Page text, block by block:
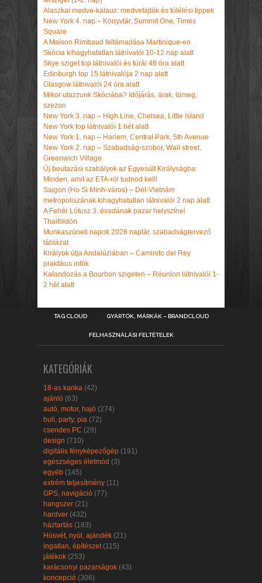
Alaszkai medve-kalauz: medvefajták és túlélési tippek
New York 4. nap – Könyvtár, Summit One, Times
Square
A Maison Rimbaud feltámadása Martinique-en
Skócia kihagyhatatlan látnivalói 10-12 nap alatt
Skye sziget top látnivalói és túrái 48 óra alatt
Edinburgh top 15 látnivalója 2 nap alatt
Glasgow látnivalói 24 óra alatt
Mikor utazzunk Skóciába? Időjárás, árak, tömeg,
szezon
New York 3. nap – High Line, Chelsea, Little Island
New York top látnivalói 1 hét alatt
New York 1. nap – Harlem, Central Park, 5th Avenue
New York 2. nap – Szabadság-szobor, Wall street,
Greenwich Village
Új beutazási szabályok az Egyesült Királyságba:
Minden, amit az ETA-ról tudnod kell!
Saigon (Ho Si Minh-város) – Dél-Vietnám
metropoliszának kihagyhatatlan látnivalói 2 nap alatt
A Fehér Lótusz 3. évadának pazar helyszínei
Thaiföldön
Munkaszüneti napok 2026 naptár, szabadságtervező
táblázat
Királyok útja Andalúziában – Caminito del Rey
praktikus infók
Kalandozás a Bourbon szigeten – Réunion látnivalói 1-
2 hét alatt
TAG CLOUD GYÁRTÓK, MÁRKÁK – BRANDCLOUD
FELHASZNÁLÁSI FELTÉTELEK
KATEGÓRIÁK
18-as karika (42)
ajánló (63)
autó, motor, hajó (274)
buli, party, pia (72)
csendes PC (29)
design (710)
digitális fényképezőgép (191)
egészséges életmód (3)
egyéb (145)
extrém teljesítmény (11)
GPS, navigáció (77)
hangszer (21)
hardver (432)
háztartás (183)
Húsvét, nyúl, ajándék (21)
ingatlan, építészet(115)
játékok (253)
karácsonyi pazarságok (43)
koncepció (306)